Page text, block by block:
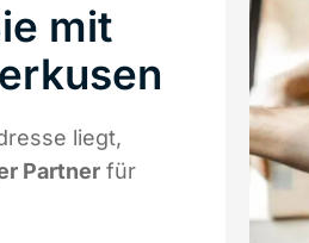
mit
liegt,
Partner für